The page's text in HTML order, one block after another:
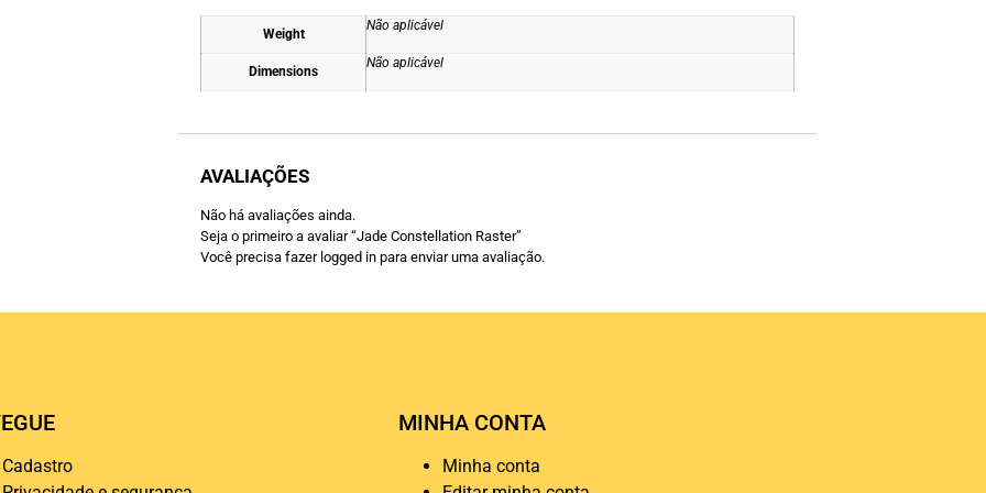
Weight
Não aplicável
Dimensions
Não aplicável
AVALIAÇÕES
Não há avaliações ainda.
Seja o primeiro a avaliar “Jade Constellation Raster”
Você precisa fazer logged in para enviar uma avaliação.
Cadastro
MINHA CONTA
Minha conta